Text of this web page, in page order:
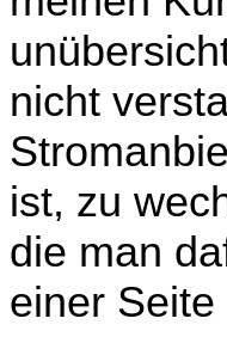
nicht
ist, zu
die man
einer